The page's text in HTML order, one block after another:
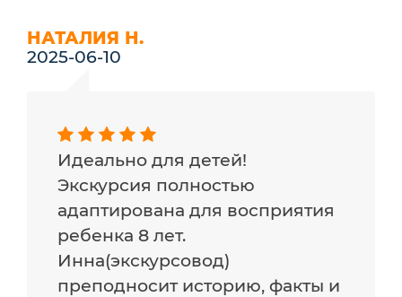
НАТАЛИЯ Н.
2025-06-10
Идеально для детей!
Экскурсия полностью
адаптирована для восприятия
ребенка 8 лет.
Инна(экскурсовод)
преподносит историю, факты и